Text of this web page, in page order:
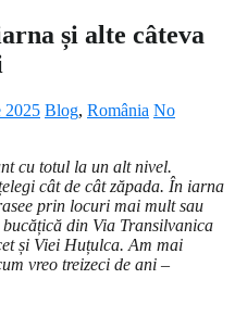
și alte câteva
2025 Blog, România No
cu totul la un alt nivel.
cât de cât zăpada. În iarna
prin locuri mai mult sau
din Via Transilvanica
și Viei Huțulca. Am mai
vreo treizeci de ani –